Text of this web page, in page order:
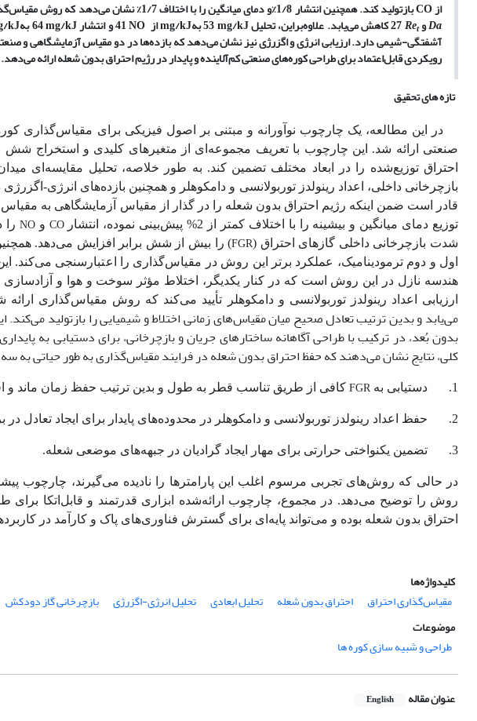
نشان می‌دهد که روش 7/%1و دمای میانگین را با اختلاف 8/%1بازتولید کند. همچنین انتشارCOاز
kJ 64 بهmg/kJ 41 و انتشارNO ازmg/kJ 53 بهmg/kJ 27 کاهش می‌یابد. علاوه‌براین، تحلیلRetوDa
آشفتگی-شیمی دارد. ارزیابی انرژی و اگزرژی نیز نشان می‌دهد که بازده‌ها در دو مقیاس آزمایشگاهی و
رویکردی قابل‌اعتماد برای طراحی کوره‌های صنعتی کم‌آلاینده و پایدار در رژیم احتراق بدون شعله ارائه می‌دهد.
تازه های تحقیق
در این مطالعه، یک چارچوب نوآورانه و مبتنی بر اصول فیزیکی برای مقیاس‌گذاری
صنعتی ارائه شد. این چارچوب با تعریف مجموعه‌ای از متغیرهای کلیدی و استخراج
احتراق توزیع‌شده را در ابعاد مختلف تضمین کند. به طور خلاصه، تحلیل مقایسه‌ای
بازچرخانی داخلی، اعداد رینولدز توربولانسی و دامکوهلر و همچنین بازده‌های انرژی-
قادر است ضمن اینکه رژیم احتراق بدون شعله را در گذار از مقیاس آزمایشگاهی به مقیاس
توزیع دمای میانگین و بیشینه را با اختلاف کمتر از 2% پیش‌بینی نموده، انتشار
CO وNO را
شدت بازچرخانی داخلی گازهای احتراق (FGR
اول و دوم ترمودینامیک، عملکرد برتر این روش در مقیاس‌گذاری را اعتبارسنجی
هندسه نازل در این روش است که در کنار یکدیگر، اختلاط مؤثر سوخت و هوا و
ارزیابی اعداد رینولدز توربولانسی و دامکوهلر تأیید می‌کند که روش مقیاس‌گذاری ارائه
می‌یابد و بدین ترتیب تعادل صحیح میان مقیاس‌های زمانی اختلاط و شیمیایی را بازتولید
بدون بُعد، در ترکیب با طراحی آگاهانه ساختارهای جریان و بازچرخانی، برای دستیابی به
کلی، نتایج نشان می‌دهند که حفظ احتراق بدون شعله در فرایند مقیاس‌گذاری به طور حیاتی به
1. دستیابی بهFGR کافی از طریق تناسب قطر به طول و بدین ترتیب حفظ زمان ماند و
2. حفظ اعداد رینولدز توربولانسی و دامکوهلر در محدوده‌های پایدار برای ایجاد
3. تضمین یکنواختی حرارتی برای مهار ایجاد گرادیان در جبهه‌های موضعی شعله.
در حالی که روش‌های تجربی مرسوم اغلب این پارامترها را نادیده می‌گیرند، چارچوب
روش را توضیح می‌دهد. در مجموع، چارچوب ارائه‌شده ابزاری قدرتمند و قابل‌اتکا برای
احتراق بدون شعله بوده و می‌تواند پایه‌ای برای گسترش فناوری‌های پاک و کارآمد در
کلیدواژه‌ها
مقیاس‌گذاری احتراق
احتراق بدون شعله تحلیل ابعادی تحلیل انرژی-اگزرژی
بازچرخانی گاز دودکش
موضوعات
طراحی و شبیه سازی کوره ها
عنوان مقاله English